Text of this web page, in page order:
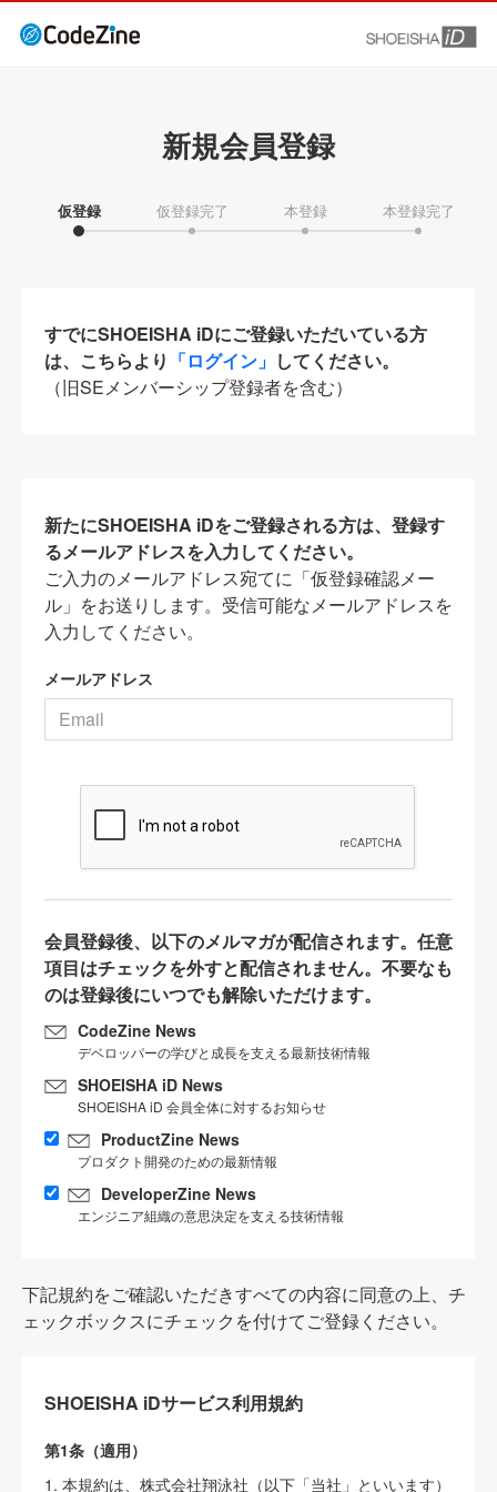
新規会員登録
仮登録 仮登録完了 本登録 本登録完了
すでにSHOEISHA iDにご登録いただいている方
は、こちらより 「ログイン」 してください。
（旧SEメンバーシップ登録者を含む）
新たにSHOEISHA iDをご登録される方は、登録す
るメールアドレスを入力してください。
ご入力のメールアドレス宛てに「仮登録確認メー
ル」をお送りします。受信可能なメールアドレスを
入力してください。
メールアドレス
会員登録後、以下のメルマガが配信されます。任意
項目はチェックを外すと配信されません。不要なも
のは登録後にいつでも解除いただけます。
CodeZine News
デベロッパーの学びと成長を支える最新技術情報
SHOEISHA iD News
SHOEISHA iD 会員全体に対するお知らせ
ProductZine News
プロダクト開発のための最新情報
DeveloperZine News
エンジニア組織の意思決定を支える技術情報
下記規約をご確認いただきすべての内容に同意の上、チ
ェックボックスにチェックを付けてご登録ください。
SHOEISHA iDサービス利用規約
第1条（適用）
1. 本規約は、株式会社翔泳社（以下「当社」といいます）